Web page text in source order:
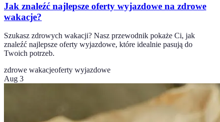
Jak znaleźć najlepsze oferty wyjazdowe na zdrowe
wakacje?
Szukasz zdrowych wakacji? Nasz przewodnik pokaże Ci, jak
znaleźć najlepsze oferty wyjazdowe, które idealnie pasują do
Twoich potrzeb.
zdrowe wakacjeoferty wyjazdowe
Aug 3